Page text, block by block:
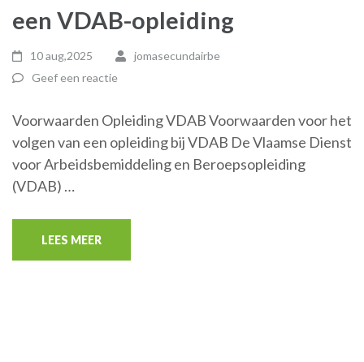
een VDAB-opleiding
10 aug,2025
jomasecundairbe
Geef een reactie
Voorwaarden Opleiding VDAB Voorwaarden voor het
volgen van een opleiding bij VDAB De Vlaamse Dienst
voor Arbeidsbemiddeling en Beroepsopleiding
(VDAB) …
LEES MEER